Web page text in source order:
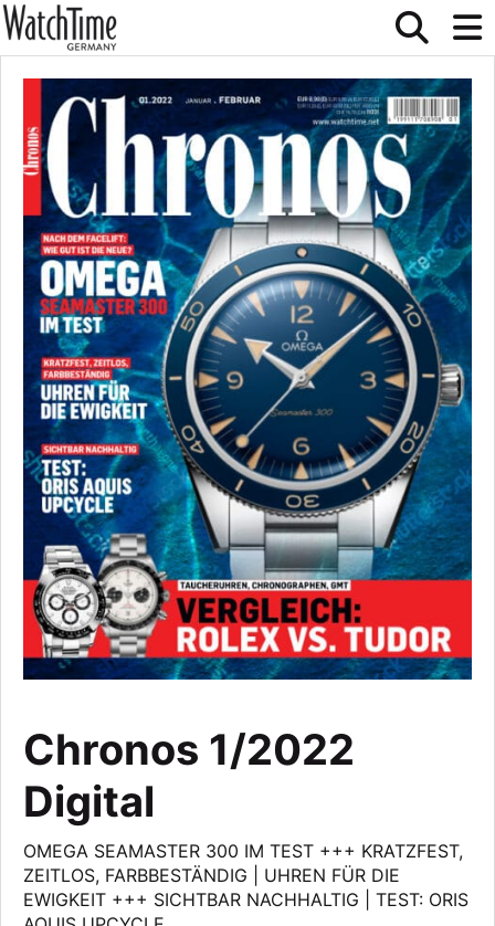
Chronos 1/2022
Digital
OMEGA SEAMASTER 300 IM TEST +++ KRATZFEST,
ZEITLOS, FARBBESTÄNDIG | UHREN FÜR DIE
EWIGKEIT +++ SICHTBAR NACHHALTIG | TEST: ORIS